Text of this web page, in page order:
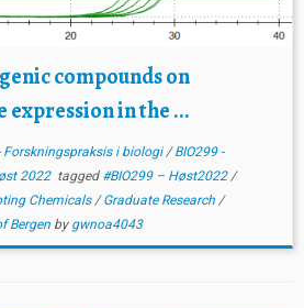
compounds on
in the ...
Forskningspraksis i biologi/BIO299 -
2022 tagged #BIO299 – Høst2022/
Chemicals/Graduate Research /
Bergen by gwnoa4043